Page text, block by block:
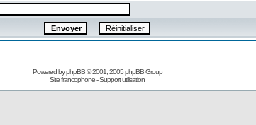
Powered byphpBB© 2001, 2005 phpBB Group
Site francophone-Support utilisation